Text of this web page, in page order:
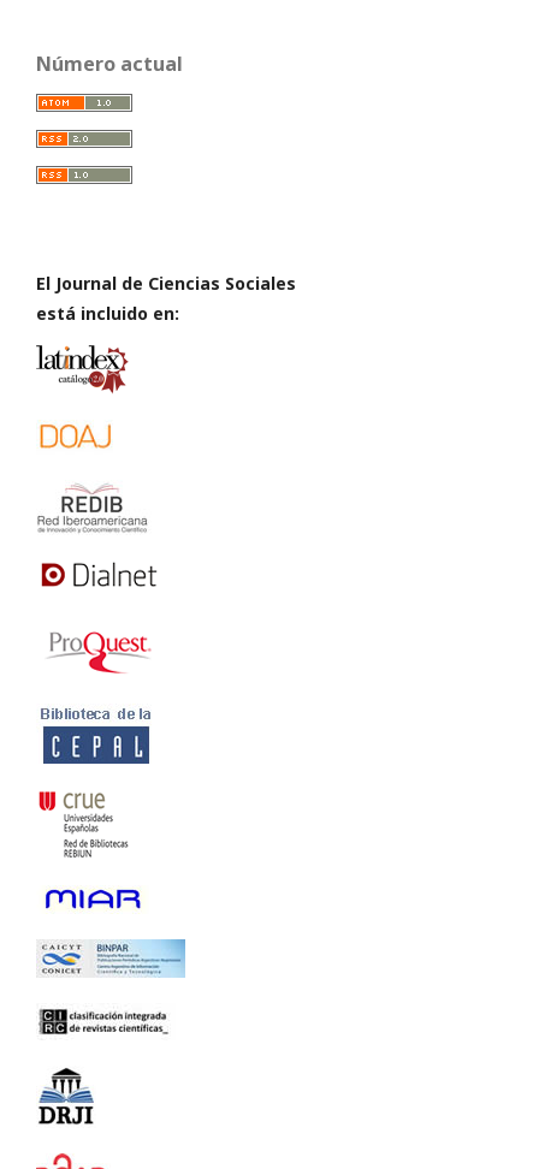
Número actual
El Journal de Ciencias Sociales
está incluido en: